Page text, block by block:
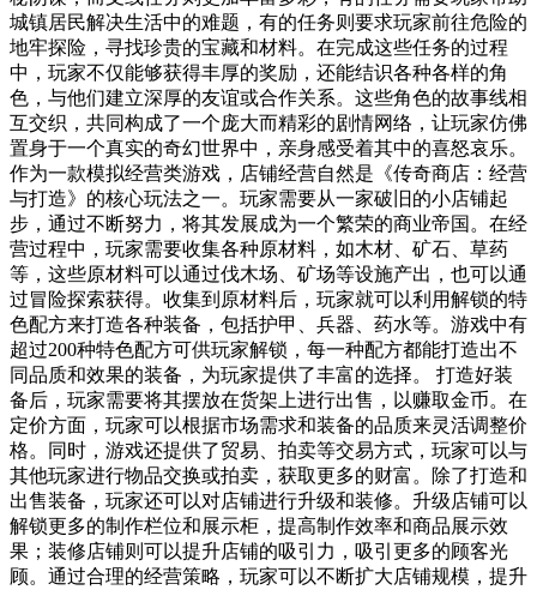
城镇居民解决生活中的难题，有的任务则要求玩家前往危险的
地牢探险，寻找珍贵的宝藏和材料。在完成这些任务的过程
中，玩家不仅能够获得丰厚的奖励，还能结识各种各样的角
色，与他们建立深厚的友谊或合作关系。这些角色的故事线相
互交织，共同构成了一个庞大而精彩的剧情网络，让玩家仿佛
置身于一个真实的奇幻世界中，亲身感受着其中的喜怒哀乐。
作为一款模拟经营类游戏，店铺经营自然是《传奇商店：经营
与打造》的核心玩法之一。玩家需要从一家破旧的小店铺起
步，通过不断努力，将其发展成为一个繁荣的商业帝国。在经
营过程中，玩家需要收集各种原材料，如木材、矿石、草药
等，这些原材料可以通过伐木场、矿场等设施产出，也可以通
过冒险探索获得。收集到原材料后，玩家就可以利用解锁的特
色配方来打造各种装备，包括护甲、兵器、药水等。游戏中有
超过200种特色配方可供玩家解锁，每一种配方都能打造出不
同品质和效果的装备，为玩家提供了丰富的选择。 打造好装
备后，玩家需要将其摆放在货架上进行出售，以赚取金币。在
定价方面，玩家可以根据市场需求和装备的品质来灵活调整价
格。同时，游戏还提供了贸易、拍卖等交易方式，玩家可以与
其他玩家进行物品交换或拍卖，获取更多的财富。除了打造和
出售装备，玩家还可以对店铺进行升级和装修。升级店铺可以
解锁更多的制作栏位和展示柜，提高制作效率和商品展示效
果；装修店铺则可以提升店铺的吸引力，吸引更多的顾客光
顾。通过合理的经营策略，玩家可以不断扩大店铺规模，提升